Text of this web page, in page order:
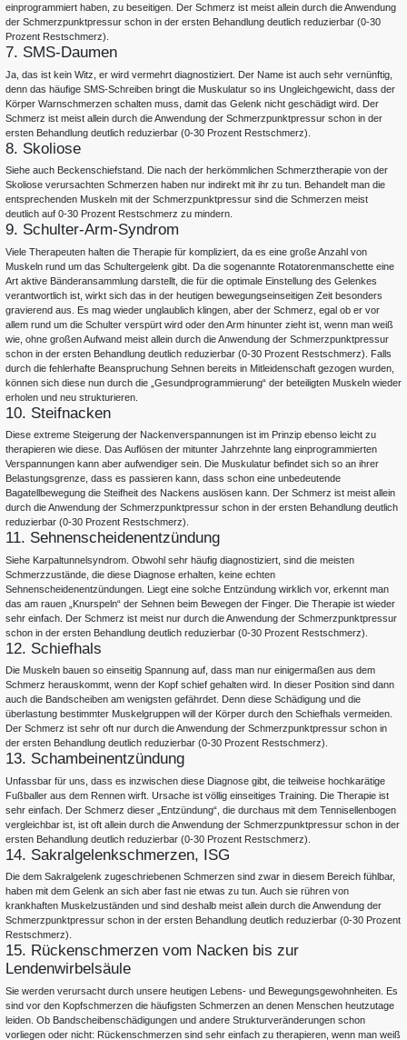
einprogrammiert haben, zu beseitigen. Der Schmerz ist meist allein durch die Anwendung
der Schmerzpunktpressur schon in der ersten Behandlung deutlich reduzierbar (0-30
Prozent Restschmerz).
7. SMS-Daumen
Ja, das ist kein Witz, er wird vermehrt diagnostiziert. Der Name ist auch sehr vernünftig,
denn das häufige SMS-Schreiben bringt die Muskulatur so ins Ungleichgewicht, dass der
Körper Warnschmerzen schalten muss, damit das Gelenk nicht geschädigt wird. Der
Schmerz ist meist allein durch die Anwendung der Schmerzpunktpressur schon in der
ersten Behandlung deutlich reduzierbar (0-30 Prozent Restschmerz).
8. Skoliose
Siehe auch Beckenschiefstand. Die nach der herkömmlichen Schmerztherapie von der
Skoliose verursachten Schmerzen haben nur indirekt mit ihr zu tun. Behandelt man die
entsprechenden Muskeln mit der Schmerzpunktpressur sind die Schmerzen meist
deutlich auf 0-30 Prozent Restschmerz zu mindern.
9. Schulter-Arm-Syndrom
Viele Therapeuten halten die Therapie für kompliziert, da es eine große Anzahl von
Muskeln rund um das Schultergelenk gibt. Da die sogenannte Rotatorenmanschette eine
Art aktive Bänderansammlung darstellt, die für die optimale Einstellung des Gelenkes
verantwortlich ist, wirkt sich das in der heutigen bewegungseinseitigen Zeit besonders
gravierend aus. Es mag wieder unglaublich klingen, aber der Schmerz, egal ob er vor
allem rund um die Schulter verspürt wird oder den Arm hinunter zieht ist, wenn man weiß
wie, ohne großen Aufwand meist allein durch die Anwendung der Schmerzpunktpressur
schon in der ersten Behandlung deutlich reduzierbar (0-30 Prozent Restschmerz). Falls
durch die fehlerhafte Beanspruchung Sehnen bereits in Mitleidenschaft gezogen wurden,
können sich diese nun durch die „Gesundprogrammierung“ der beteiligten Muskeln wieder
erholen und neu strukturieren.
10. Steifnacken
Diese extreme Steigerung der Nackenverspannungen ist im Prinzip ebenso leicht zu
therapieren wie diese. Das Auflösen der mitunter Jahrzehnte lang einprogrammierten
Verspannungen kann aber aufwendiger sein. Die Muskulatur befindet sich so an ihrer
Belastungsgrenze, dass es passieren kann, dass schon eine unbedeutende
Bagatellbewegung die Steifheit des Nackens auslösen kann. Der Schmerz ist meist allein
durch die Anwendung der Schmerzpunktpressur schon in der ersten Behandlung deutlich
reduzierbar (0-30 Prozent Restschmerz).
11. Sehnenscheidenentzündung
Siehe Karpaltunnelsyndrom. Obwohl sehr häufig diagnostiziert, sind die meisten
Schmerzzustände, die diese Diagnose erhalten, keine echten
Sehnenscheidenentzündungen. Liegt eine solche Entzündung wirklich vor, erkennt man
das am rauen „Knurspeln“ der Sehnen beim Bewegen der Finger. Die Therapie ist wieder
sehr einfach. Der Schmerz ist meist nur durch die Anwendung der Schmerzpunktpressur
schon in der ersten Behandlung deutlich reduzierbar (0-30 Prozent Restschmerz).
12. Schiefhals
Die Muskeln bauen so einseitig Spannung auf, dass man nur einigermaßen aus dem
Schmerz herauskommt, wenn der Kopf schief gehalten wird. In dieser Position sind dann
auch die Bandscheiben am wenigsten gefährdet. Denn diese Schädigung und die
überlastung bestimmter Muskelgruppen will der Körper durch den Schiefhals vermeiden.
Der Schmerz ist sehr oft nur durch die Anwendung der Schmerzpunktpressur schon in
der ersten Behandlung deutlich reduzierbar (0-30 Prozent Restschmerz).
13. Schambeinentzündung
Unfassbar für uns, dass es inzwischen diese Diagnose gibt, die teilweise hochkarätige
Fußballer aus dem Rennen wirft. Ursache ist völlig einseitiges Training. Die Therapie ist
sehr einfach. Der Schmerz dieser „Entzündung“, die durchaus mit dem Tennisellenbogen
vergleichbar ist, ist oft allein durch die Anwendung der Schmerzpunktpressur schon in der
ersten Behandlung deutlich reduzierbar (0-30 Prozent Restschmerz).
14. Sakralgelenkschmerzen, ISG
Die dem Sakralgelenk zugeschriebenen Schmerzen sind zwar in diesem Bereich fühlbar,
haben mit dem Gelenk an sich aber fast nie etwas zu tun. Auch sie rühren von
krankhaften Muskelzuständen und sind deshalb meist allein durch die Anwendung der
Schmerzpunktpressur schon in der ersten Behandlung deutlich reduzierbar (0-30 Prozent
Restschmerz).
15. Rückenschmerzen vom Nacken bis zur
Lendenwirbelsäule
Sie werden verursacht durch unsere heutigen Lebens- und Bewegungsgewohnheiten. Es
sind vor den Kopfschmerzen die häufigsten Schmerzen an denen Menschen heutzutage
leiden. Ob Bandscheibenschädigungen und andere Strukturveränderungen schon
vorliegen oder nicht: Rückenschmerzen sind sehr einfach zu therapieren, wenn man weiß